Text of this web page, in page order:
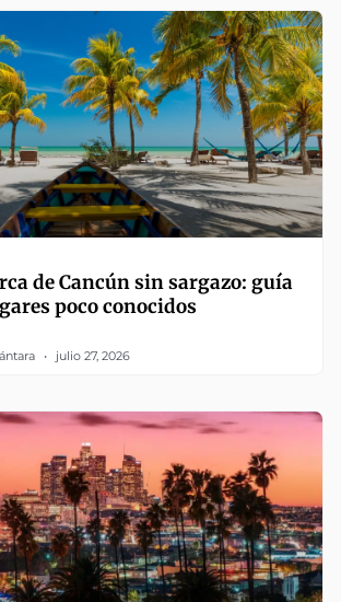
de Cancún sin sargazo: guía
poco conocidos
julio 27, 2026